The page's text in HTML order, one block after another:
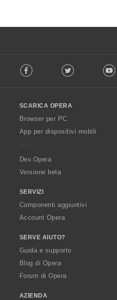
o
w
O
p
a
Facebook Twitter
SCARICA OPERA
Browser per PC
App per dispositivi mobili
Dev.Opera
Versione beta
SERVIZI
Componenti aggiuntivi
Account Opera
SERVE AIUTO?
Guida e supporto
Blog di Opera
Forum di Opera
AZIENDA